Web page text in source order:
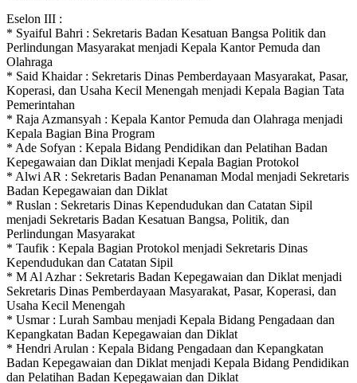
Eselon III :
* Syaiful Bahri : Sekretaris Badan Kesatuan Bangsa Politik dan
Perlindungan Masyarakat menjadi Kepala Kantor Pemuda dan
Olahraga
* Said Khaidar : Sekretaris Dinas Pemberdayaan Masyarakat, Pasar,
Koperasi, dan Usaha Kecil Menengah menjadi Kepala Bagian Tata
Pemerintahan
* Raja Azmansyah : Kepala Kantor Pemuda dan Olahraga menjadi
Kepala Bagian Bina Program
* Ade Sofyan : Kepala Bidang Pendidikan dan Pelatihan Badan
Kepegawaian dan Diklat menjadi Kepala Bagian Protokol
* Alwi AR : Sekretaris Badan Penanaman Modal menjadi Sekretaris
Badan Kepegawaian dan Diklat
* Ruslan : Sekretaris Dinas Kependudukan dan Catatan Sipil
menjadi Sekretaris Badan Kesatuan Bangsa, Politik, dan
Perlindungan Masyarakat
* Taufik : Kepala Bagian Protokol menjadi Sekretaris Dinas
Kependudukan dan Catatan Sipil
* M Al Azhar : Sekretaris Badan Kepegawaian dan Diklat menjadi
Sekretaris Dinas Pemberdayaan Masyarakat, Pasar, Koperasi, dan
Usaha Kecil Menengah
* Usmar : Lurah Sambau menjadi Kepala Bidang Pengadaan dan
Kepangkatan Badan Kepegawaian dan Diklat
* Hendri Arulan : Kepala Bidang Pengadaan dan Kepangkatan
Badan Kepegawaian dan Diklat menjadi Kepala Bidang Pendidikan
dan Pelatihan Badan Kepegawaian dan Diklat